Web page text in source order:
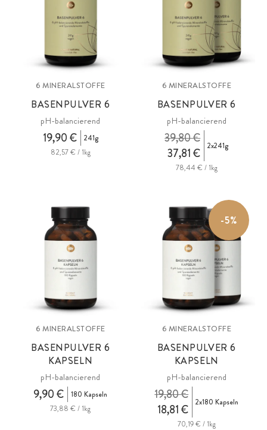
6 MINERALSTOFFE
BASENPULVER 6
pH-balancierend
19,90 €
241g
82,57 € / 1kg
6 MINERALSTOFFE
BASENPULVER 6
pH-balancierend
37,81 €
39,80 € 2x241g
78,44 € / 1kg
6 MINERALSTOFFE
BASENPULVER 6
KAPSELN
pH-balancierend
9,90 €
180 Kapseln
73,88 € / 1kg
-5%
6 MINERALSTOFFE
BASENPULVER 6
KAPSELN
pH-balancierend
18,81 €
19,80 € 2x180 Kapseln
70,19 € / 1kg